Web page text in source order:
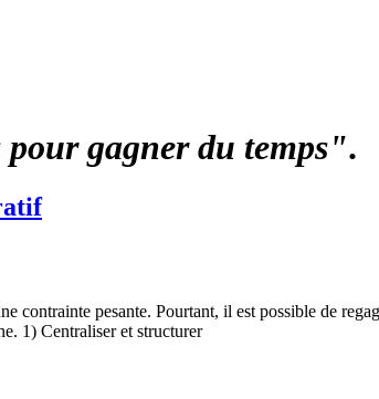
gagner du temps".
pesante. Pourtant, il est possible de
1) Centraliser et structurer